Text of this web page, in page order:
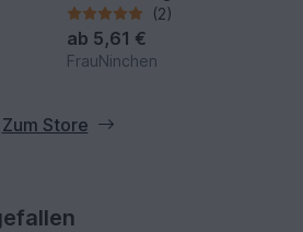
(2)
ab 5,61 €
FrauNinchen
Zum Store